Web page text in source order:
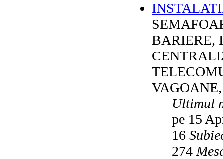
BARIERE,
Ultimul
pe 15
16
274